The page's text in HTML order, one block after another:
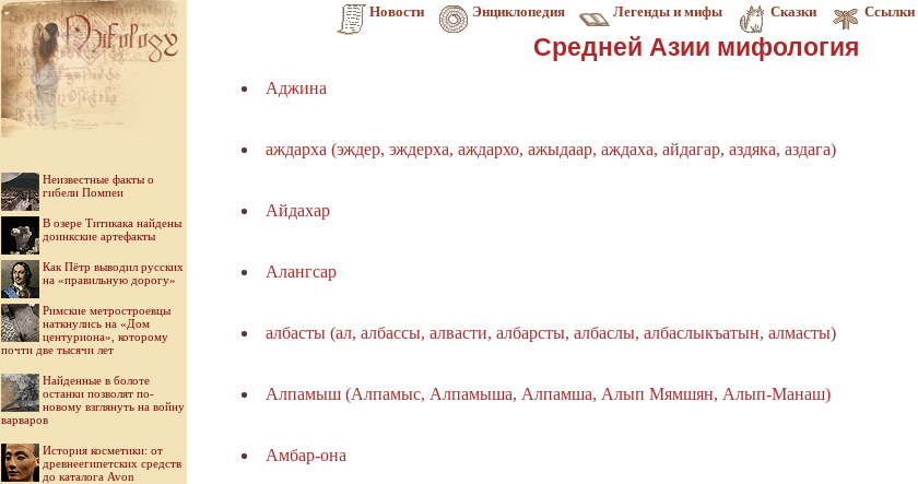
Новости Энциклопедия Легенды и мифы Сказки Ссылки
Неизвестные факты о
гибели Помпеи
В озере Титикака найдены
доинкские артефакты
Как Пётр выводил русских
на «правильную дорогу»
Римские метростроевцы
наткнулись на «Дом
центуриона», которому
почти две тысячи лет
Найденные в болоте
останки позволят по-
новому взглянуть на войну
варваров
История косметики: от
древнеегипетских средств
до каталога Avon
Средней Азии мифология
Аджина
аждарха (эждер, эждерха, аждархо, ажыдаар, аждаха, айдагар, аздяка, аздага)
Айдахар
Алангсар
албасты (ал, албассы, алвасти, албарсты, албаслы, албаслыкъатын, алмасты)
Алпамыш (Алпамыс, Алпамыша, Алпамша, Алып Мямшян, Алып-Манаш)
Амбар-она